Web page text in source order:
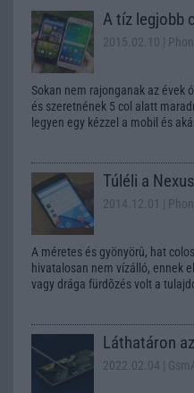
A tíz legjobb
2015.02.10 |
Sokan nem rajonganak az évek
és szeretnének 5 col alatt
legyen egy kézzel a mobil és
Túléli a
2014.12.01 |
A méretes és gyönyörû, hat
hivatalosan nem vízálló, ennek
vagy drága fürdõzés volt a
Láthatáron
2022.02.04 |